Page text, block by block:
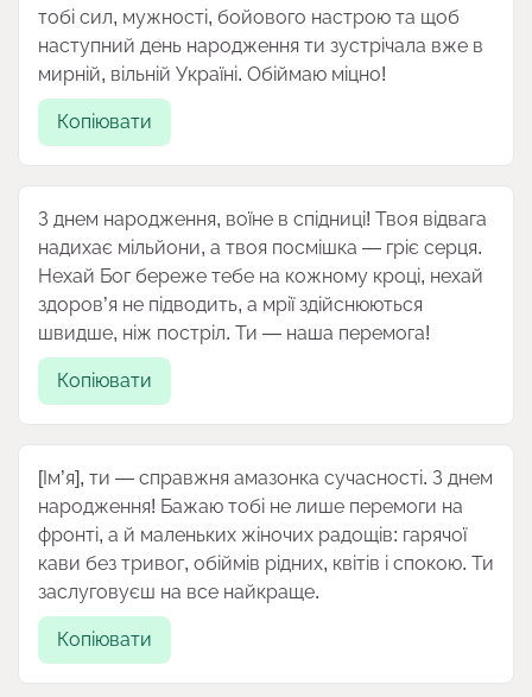
тобі сил, мужності, бойового настрою та щоб
наступний день народження ти зустрічала вже в
мирній, вільній Україні. Обіймаю міцно!
Копіювати
З днем народження, воїне в спідниці! Твоя відвага
надихає мільйони, а твоя посмішка — гріє серця.
Нехай Бог береже тебе на кожному кроці, нехай
здоров’я не підводить, а мрії здійснюються
швидше, ніж постріл. Ти — наша перемога!
Копіювати
[Ім’я], ти — справжня амазонка сучасності. З днем
народження! Бажаю тобі не лише перемоги на
фронті, а й маленьких жіночих радощів: гарячої
кави без тривог, обіймів рідних, квітів і спокою. Ти
заслуговуєш на все найкраще.
Копіювати